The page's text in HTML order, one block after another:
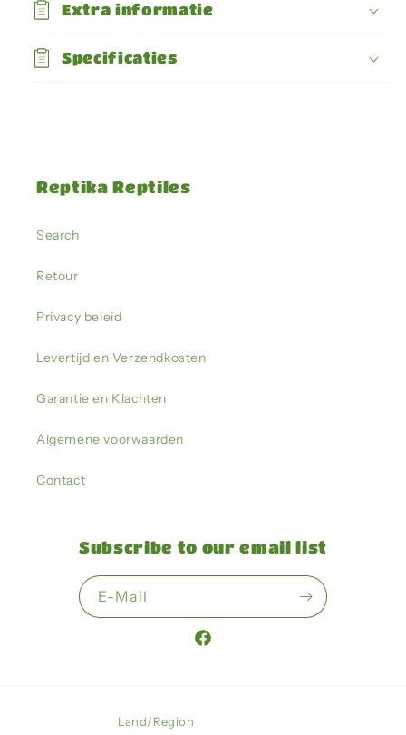
kleuren
kleuren
Extra informatie
Specificaties
Reptika Reptiles
Search
Retour
Privacy beleid
Levertijd en Verzendkosten
Garantie en Klachten
Algemene voorwaarden
Contact
Subscribe to our email list
E-Mail
Facebook
Land/Region